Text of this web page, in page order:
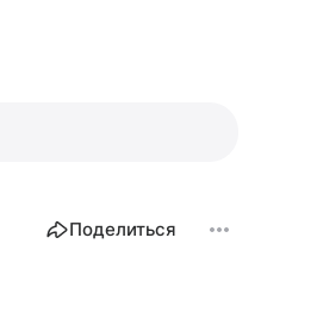
Поделиться